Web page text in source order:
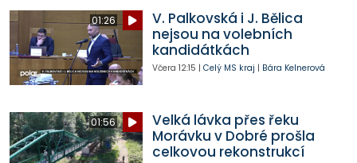
01:26
V. Palkovská i J. Bělica
nejsou na volebních
kandidátkách
Včera 12:15 | Celý MS kraj | Bára Kelnerová
01:56
Velká lávka přes řeku
Morávku v Dobré prošla
celkovou rekonstrukcí